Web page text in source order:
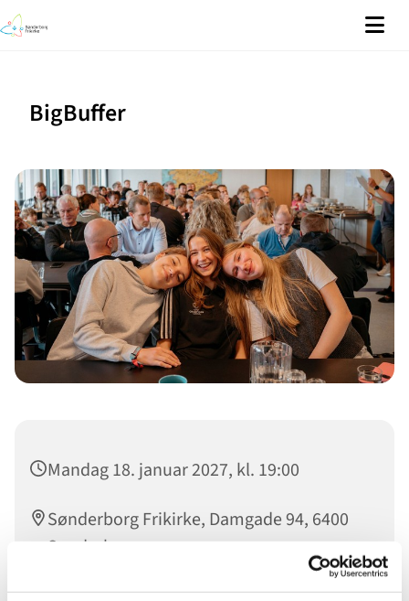
BigBuffer
Mandag 18. januar 2027, kl. 19:00
Sønderborg Frikirke, Damgade 94, 6400
Sønderborg